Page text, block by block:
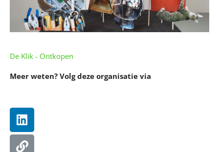
De Klik - Ontkopen
Meer weten? Volg deze organisatie via
Linkedin
Website